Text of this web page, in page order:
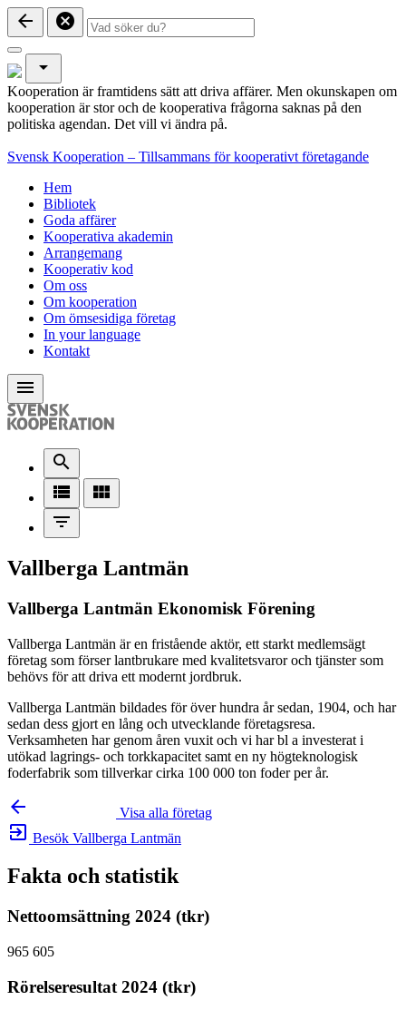
arrow_back cancel
arrow_drop_down
Kooperation är framtidens sätt att driva affärer. Men okunskapen om
kooperation är stor och de kooperativa frågorna saknas på den
politiska agendan. Det vill vi ändra på.
Svensk Kooperation – Tillsammans för kooperativt företagande
Hem
Bibliotek
Goda affärer
Kooperativa akademin
Arrangemang
Kooperativ kod
Om oss
Om kooperation
Om ömsesidiga företag
In your language
Kontakt
menu
search
view_list
view_module
filter_list
Vallberga Lantmän
Vallberga Lantmän Ekonomisk Förening
Vallberga Lantmän är en fristående aktör, ett starkt medlemsägt
företag som förser lantbrukare med kvalitetsvaror och tjänster som
behövs för att driva ett modernt jordbruk.
Vallberga Lantmän bildades för över hundra år sedan, 1904, och har
sedan dess gjort en lång och utvecklande företagsresa.
Verksamheten har genom åren vuxit och vi har bl a investerat i
utökad lagrings- och torkkapacitet samt en ny högteknologisk
foderfabrik som tillverkar cirka 100 000 ton foder per år.
arrow_backward Visa alla företag
exit_to_app Besök Vallberga Lantmän
Fakta och statistik
Nettoomsättning 2024 (tkr)
965 605
Rörelseresultat 2024 (tkr)